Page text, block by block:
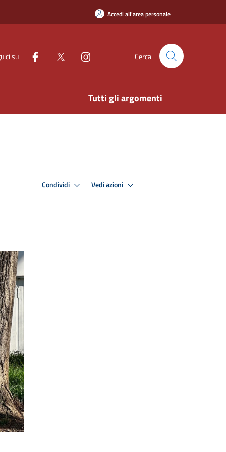
Accedi all'area personale
su Cerca
Tutti gli argomenti
Condividi Vedi azioni